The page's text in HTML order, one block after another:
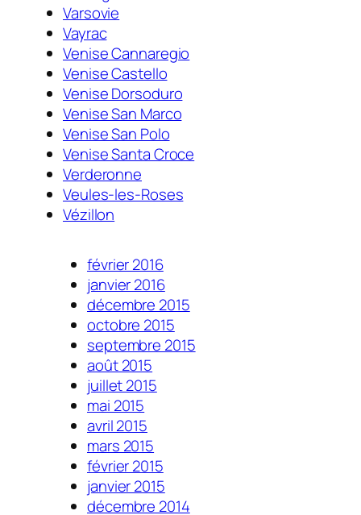
Varsovie
Vayrac
Venise Cannaregio
Venise Castello
Venise Dorsoduro
Venise San Marco
Venise San Polo
Venise Santa Croce
Verderonne
Veules-les-Roses
Vézillon
février 2016
janvier 2016
décembre 2015
octobre 2015
septembre 2015
août 2015
juillet 2015
mai 2015
avril 2015
mars 2015
février 2015
janvier 2015
décembre 2014